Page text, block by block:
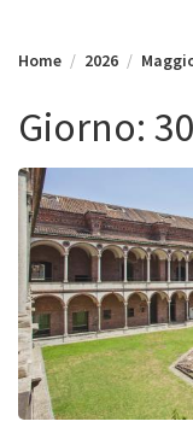
Home 2026
Giorno: